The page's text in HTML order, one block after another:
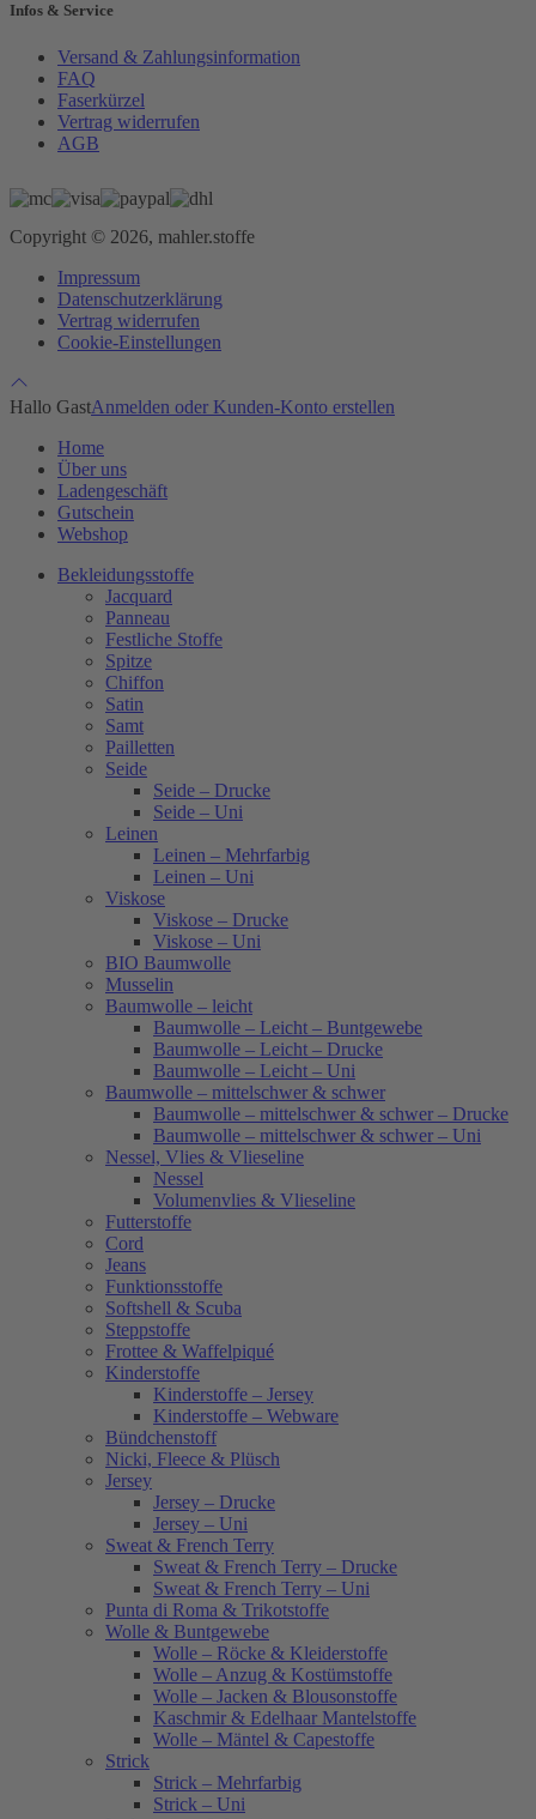
Infos & Service
Versand & Zahlungsinformation
FAQ
Faserkürzel
Vertrag widerrufen
AGB
Copyright © 2026, mahler.stoffe
Impressum
Datenschutzerklärung
Vertrag widerrufen
Cookie-Einstellungen
Hallo GastAnmelden oder Kunden-Konto erstellen
Home
Über uns
Ladengeschäft
Gutschein
Webshop
Bekleidungsstoffe
Jacquard
Panneau
Festliche Stoffe
Spitze
Chiffon
Satin
Samt
Pailletten
Seide
Seide – Drucke
Seide – Uni
Leinen
Leinen – Mehrfarbig
Leinen – Uni
Viskose
Viskose – Drucke
Viskose – Uni
BIO Baumwolle
Musselin
Baumwolle – leicht
Baumwolle – Leicht – Buntgewebe
Baumwolle – Leicht – Drucke
Baumwolle – Leicht – Uni
Baumwolle – mittelschwer & schwer
Baumwolle – mittelschwer & schwer – Drucke
Baumwolle – mittelschwer & schwer – Uni
Nessel, Vlies & Vlieseline
Nessel
Volumenvlies & Vlieseline
Futterstoffe
Cord
Jeans
Funktionsstoffe
Softshell & Scuba
Steppstoffe
Frottee & Waffelpiqué
Kinderstoffe
Kinderstoffe – Jersey
Kinderstoffe – Webware
Bündchenstoff
Nicki, Fleece & Plüsch
Jersey
Jersey – Drucke
Jersey – Uni
Sweat & French Terry
Sweat & French Terry – Drucke
Sweat & French Terry – Uni
Punta di Roma & Trikotstoffe
Wolle & Buntgewebe
Wolle – Röcke & Kleiderstoffe
Wolle – Anzug & Kostümstoffe
Wolle – Jacken & Blousonstoffe
Kaschmir & Edelhaar Mantelstoffe
Wolle – Mäntel & Capestoffe
Strick
Strick – Mehrfarbig
Strick – Uni